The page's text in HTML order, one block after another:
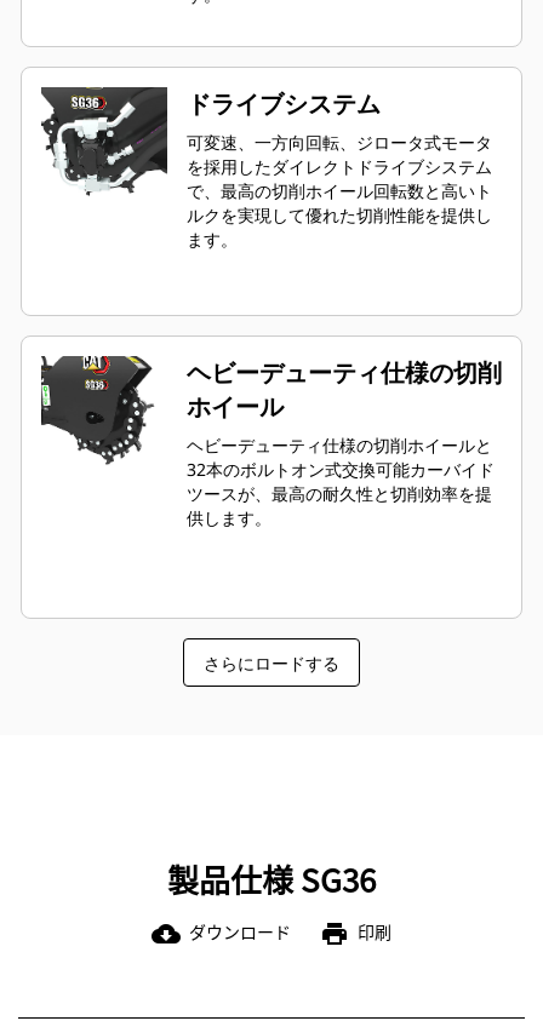
ドライブシステム
可変速、一方向回転、ジロータ式モータ
を採用したダイレクトドライブシステム
で、最高の切削ホイール回転数と高いト
ルクを実現して優れた切削性能を提供し
ます。
ヘビーデューティ仕様の切削
ホイール
ヘビーデューティ仕様の切削ホイールと
32本のボルトオン式交換可能カーバイド
ツースが、最高の耐久性と切削効率を提
供します。
さらにロードする
製品仕様 SG36
cloud_download ダウンロード print 印刷